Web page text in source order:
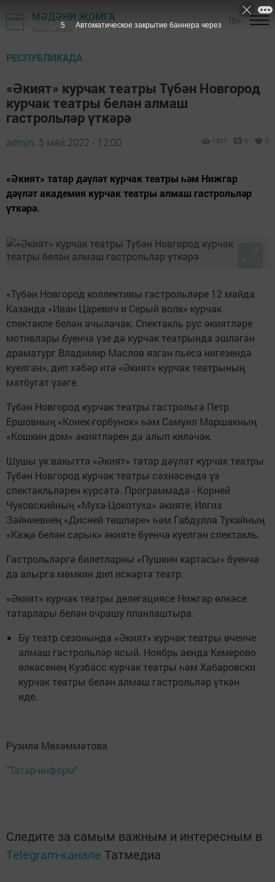
МӘДӘНИ ҖОМГА
Казан шәһәре
РЕСПУБЛИКАДА
«Әкият» курчак театры Түбән Новгород
курчак театры белән алмаш
гастрольләр үткәрә
admin, 5 май 2022 - 12:00 1027 0 0
«Әкият» татар дәүләт курчак театры һәм Нижгар
дәүләт академия курчак театры алмаш гастрольләр
үткәрә.
«Түбән Новгород коллективы гастрольләре 12 майда
Казанда «Иван Царевич и Серый волк» курчак
спектакле белән ачылачак. Спектакль рус әкиятләре
мотивлары буенча үзе дә курчак театрында эшләгән
драматург Владимир Маслов язган пьеса нигезендә
куелган», дип хәбәр итә «Әкият» курчак театрының
матбугат үзәге.
Түбән Новгород курчак театры гастрольгә Петр
Ершовның «Конек-горбунок» һәм Самуил Маршакның
«Кошкин дом» әкиятләрен дә алып киләчәк.
Шушы ук вакытта «Әкият» татар дәүләт курчак театры
Түбән Новгород курчак театры сәхнәсендә үз
спектакльләрен күрсәтә. Программада - Корней
Чуковскийның «Муха-Цокотуха» әкияте, Илгиз
Зәйниевнең «Дисней төшләре» һәм Габдулла Тукайның
«Кәҗә белән сарык» әкияте буенча куелган спектакль.
Гастрольләргә билетларны «Пушкин картасы» буенча
да алырга мөмкин дип искәртә театр.
«Әкият» курчак театры делегациясе Нижгар өлкәсе
татарлары белән очрашу планлаштыра.
Бу театр сезонында «Әкият» курчак театры өченче
алмаш гастрольләр ясый. Ноябрь аенда Кемерово
өлкәсенең Кузбасс курчак театры һәм Хабаровски
курчак театры белән алмаш гастрольләр үткән
иде.
Рузилә Мөхәммәтова
"Татар-информ"
Следите за самым важным и интересным в
Telegram-канале Татмедиа
4 Автоматическое закрытие баннера через